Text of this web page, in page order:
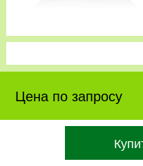
Цена по запросу